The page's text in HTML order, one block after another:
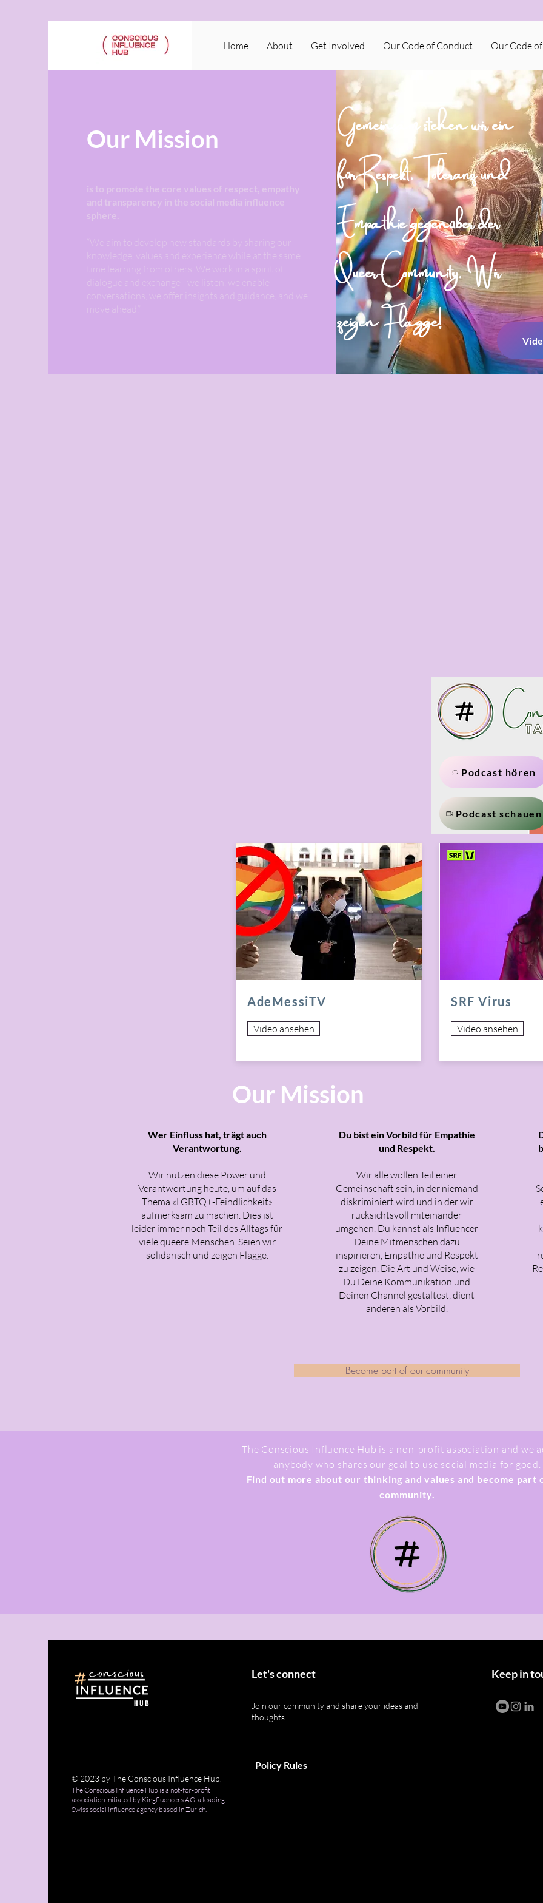
Home About Get Involved Our Code of Conduct Our Code
Our Mission
is to promote the core values of respect, empathy
and transparency in the social media influence
sphere.
​“We aim to develop new standards by sharing our
knowledge, values and experience while at the same
time learning from others. We work in a spirit of
dialogue and exchange - we listen, we enable
conversations, we offer insights and guidance, and we
move ahead.”
Gemeinsam stehen wir ein
für Respekt, Toleranz und
Empathie gegenüber der
Queer-Community. Wir
zeigen Flagge!
Podcast hören
Podcast schauen
AdeMessiTV
Video ansehen
SRF Virus
Video ansehen
Our Mission
Wer Einfluss hat, trägt auch
Verantwortung.
Wir nutzen diese Power und
Verantwortung heute, um auf das
Thema «LGBTQ+-Feindlichkeit»
aufmerksam zu machen. Dies ist
leider immer noch Teil des Alltags für
viele queere Menschen. Seien wir
solidarisch und zeigen Flagge.
Du bist ein Vorbild für Empathie
und Respekt.
Wir alle wollen Teil einer
Gemeinschaft sein, in der niemand
diskriminiert wird und in der wir
rücksichtsvoll miteinander
umgehen. Du kannst als Influencer
Deine Mitmenschen dazu
inspirieren, Empathie und Respekt
zu zeigen. Die Art und Weise, wie
Du Deine Kommunikation und
Deinen Channel gestaltest, dient
anderen als Vorbild.
Become part of our community
The Conscious Influence Hub is a non-profit association and we
anybody who shares our goal to use social media for good.
Find out more about our thinking and values and become part
community.
© 2023 by The Conscious Influence Hub.
The Conscious Influence Hub is a not-for-profit
association initiated by Kingfluencers AG, a leading
Swiss social influence agency based in Zurich.
Let's connect
Join our community and share your ideas and
thoughts.
Policy Rules
Keep in